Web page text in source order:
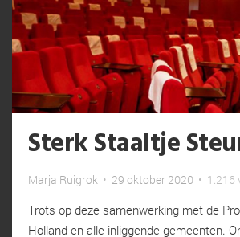
Sterk Staaltje
Marja Ruigrok • 29 oktober 2020 • 1.216
Trots op deze samenwerking met de
Holland en alle inliggende gemeenten.